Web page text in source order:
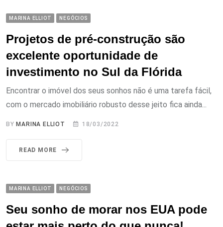
MARINA ELLIOT NEGÓCIOS
Projetos de pré-construção são
excelente oportunidade de
investimento no Sul da Flórida
Encontrar o imóvel dos seus sonhos não é uma tarefa fácil,
com o mercado imobiliário robusto desse jeito fica ainda...
BYMARINA ELLIOT 18/03/2022
READ MORE
MARINA ELLIOT NEGÓCIOS
Seu sonho de morar nos EUA pode